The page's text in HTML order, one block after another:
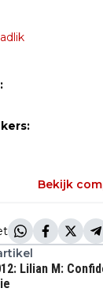
Bekijk
Lilian M: